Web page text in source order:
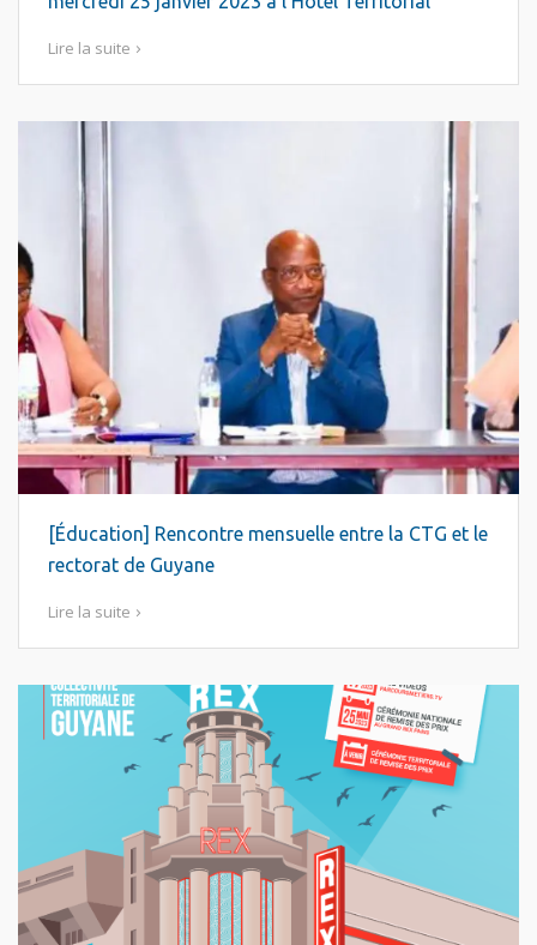
Lire la suite
[Éducation] Rencontre mensuelle entre la CTG et le
rectorat de Guyane
Lire la suite